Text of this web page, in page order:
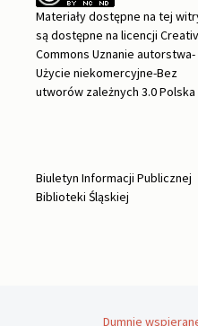
Materiały dostępne na tej
są dostępne na licencji
Commons Uznanie autorstwa-
Użycie niekomercyjne-Bez
utworów zależnych 3.0 Polska
Biuletyn Informacji Publicznej
Biblioteki Śląskiej
Dumnie